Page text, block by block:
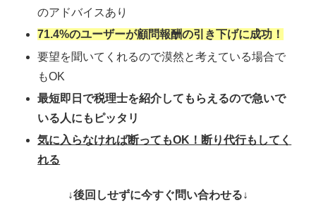
のアドバイスあり
71.4%のユーザーが顧問報酬の引き下げに成功！
要望を聞いてくれるので漠然と考えている場合で
もOK
最短即日で税理士を紹介してもらえるので急いで
いる人にもピッタリ
気に入らなければ断ってもOK！断り代行もしてく
れる
↓後回しせずに今すぐ問い合わせる↓